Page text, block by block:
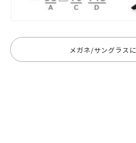
メガネ/サングラス